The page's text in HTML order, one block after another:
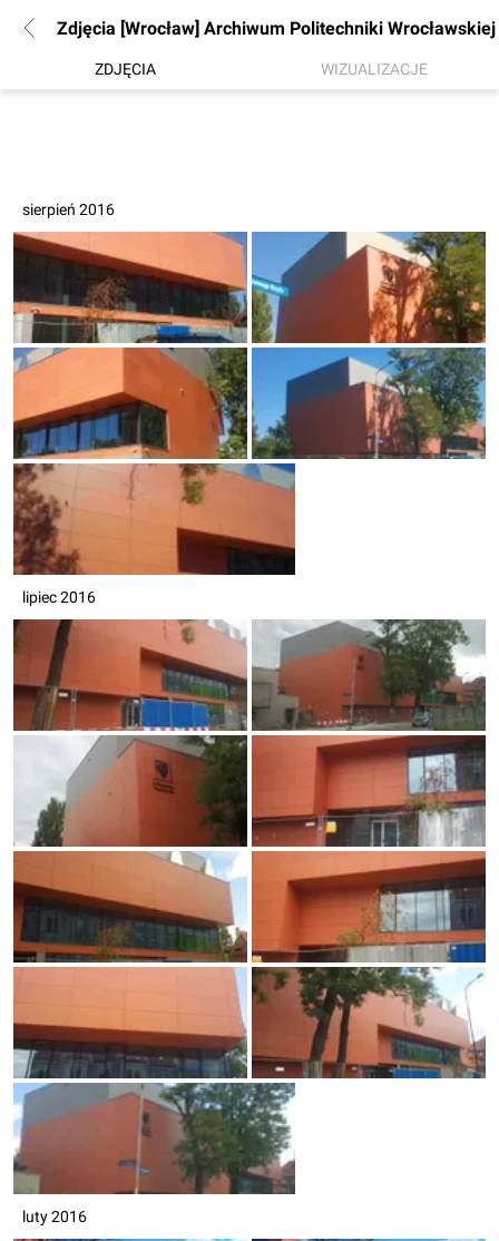
Zdjęcia [Wrocław] Archiwum Politechniki Wrocławskiej
ZDJĘCIA WIZUALIZACJE
sierpień 2016
lipiec 2016
luty 2016